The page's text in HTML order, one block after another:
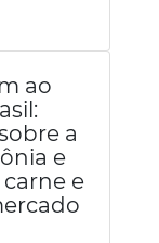
ao
a
e
e